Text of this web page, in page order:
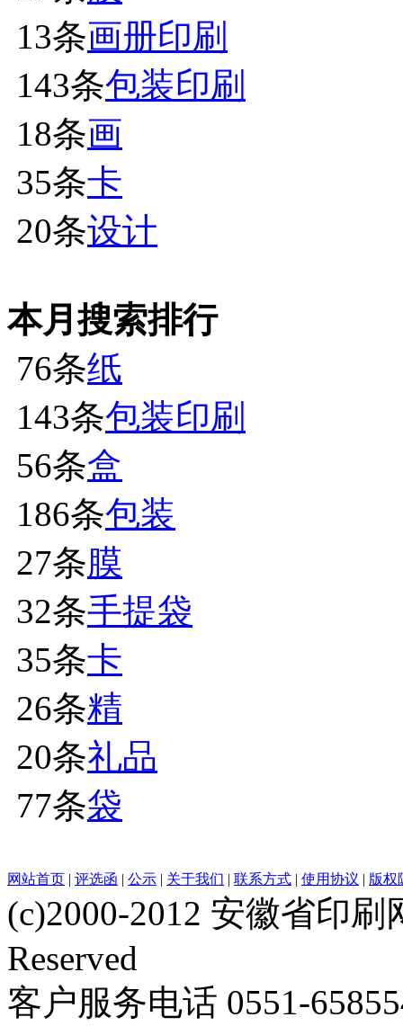
13条画册印刷
143条包装印刷
18条画
35条卡
20条设计
本月搜索排行
76条纸
143条包装印刷
56条盒
186条包装
27条膜
32条手提袋
35条卡
26条精
20条礼品
77条袋
网站首页 | 评选函 | 公示 | 关于我们 | 联系方式 | 使用协议 | 版权
(c)2000-2012 安徽省印刷
Reserved
客户服务电话 0551-